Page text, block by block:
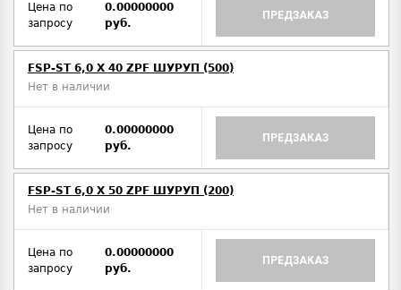
Цена по
запросу
0.00000000
руб.
ПРЕДЗАКАЗ
FSP-ST 6,0 X 40 ZPF ШУРУП (500)
Нет в наличии
Цена по
запросу
0.00000000
руб.
ПРЕДЗАКАЗ
FSP-ST 6,0 X 50 ZPF ШУРУП (200)
Нет в наличии
Цена по
запросу
0.00000000
руб.
ПРЕДЗАКАЗ